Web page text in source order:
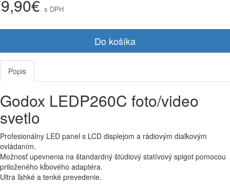
s DPH
Do košíka
Popis
Godox LEDP260C foto/video
svetlo
Profesionálny LED panel s LCD displejom a rádiovým diaľkovým
ovládaním.
Možnosť upevnenia na štandardný štúdiový statívový spigot pomocou
priloženého kĺbového adaptéra.
Ultra ľahké a tenké prevedenie.